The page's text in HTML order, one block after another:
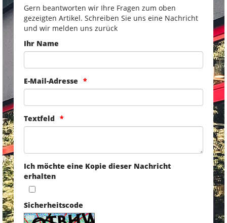
Gern beantworten wir Ihre Fragen zum oben
gezeigten Artikel. Schreiben Sie uns eine Nachricht
und wir melden uns zurück
Ihr Name
E-Mail-Adresse
Textfeld
Ich möchte eine Kopie dieser Nachricht
erhalten
Sicherheitscode